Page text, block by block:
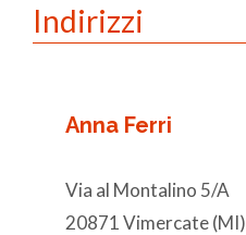
Indirizzi
Anna Ferri
Via al Montalino 5/A
20871 Vimercate (MI)